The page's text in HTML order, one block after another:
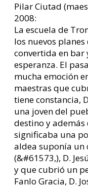
Pilar Ciutad
2008:
La escuela de
los nuevos
convertida en bar
esperanza. El
mucha emoción
maestras que
tiene constancia,
una joven del
destino y
significaba una
aldea suponía un
(&#61573,), D.
y que cubrió un
Fanlo Gracia, D.